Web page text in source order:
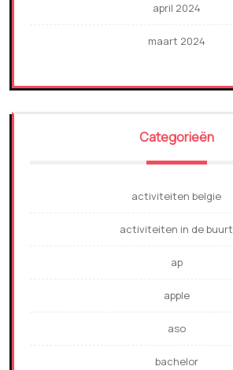
april 2024
maart 2024
Categorieën
activiteiten belgie
activiteiten in de buurt
ap
apple
aso
bachelor